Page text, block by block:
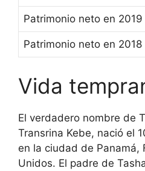
Patrimonio neto en 2019
Patrimonio neto en 2018
Vida
El verdadero nombre de
Transrina Kebe, nació el
en la ciudad de Panamá,
Unidos. El padre de